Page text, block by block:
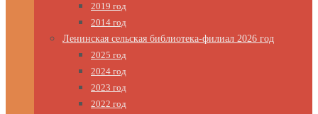
2019 год
2014 год
Ленинская сельская библиотека-филиал 2026 год
2025 год
2024 год
2023 год
2022 год